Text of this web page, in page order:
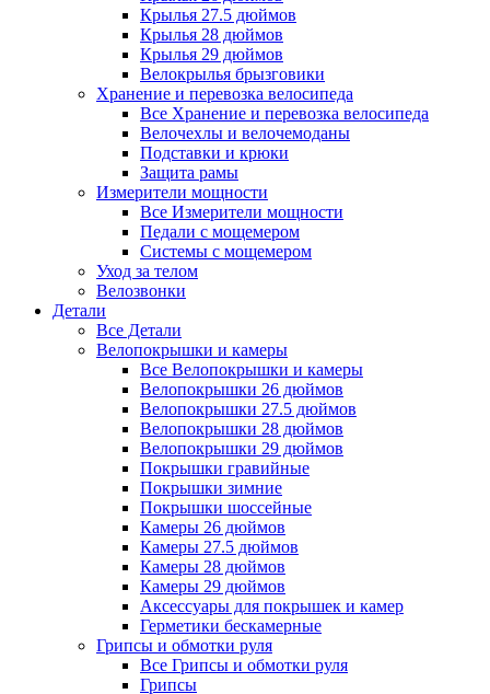
Крылья 27.5 дюймов
Крылья 28 дюймов
Крылья 29 дюймов
Велокрылья брызговики
Хранение и перевозка велосипеда
Все Хранение и перевозка велосипеда
Велочехлы и велочемоданы
Подставки и крюки
Защита рамы
Измерители мощности
Все Измерители мощности
Педали с мощемером
Системы с мощемером
Уход за телом
Велозвонки
Детали
Все Детали
Велопокрышки и камеры
Все Велопокрышки и камеры
Велопокрышки 26 дюймов
Велопокрышки 27.5 дюймов
Велопокрышки 28 дюймов
Велопокрышки 29 дюймов
Покрышки гравийные
Покрышки зимние
Покрышки шоссейные
Камеры 26 дюймов
Камеры 27.5 дюймов
Камеры 28 дюймов
Камеры 29 дюймов
Аксессуары для покрышек и камер
Герметики бескамерные
Грипсы и обмотки руля
Все Грипсы и обмотки руля
Грипсы